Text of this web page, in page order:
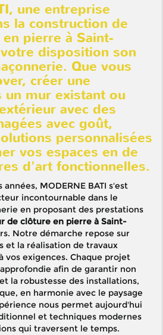
une entreprise
la construction de
pierre à Saint-
disposition son
Que vous
créer une
un mur existant ou
avec des
avec goût,
personnalisées
vos espaces en de
d'art fonctionnelles.
MODERNE BATI s'est
incontournable dans le
en proposant des prestations
de clôture en pierre à Saint-
Notre démarche repose sur
et la réalisation de travaux
vos exigences. Chaque projet
afin de garantir non
la robustesse des installations,
en harmonie avec le paysage
nous permet aujourd'hui
et techniques modernes
qui traversent le temps.